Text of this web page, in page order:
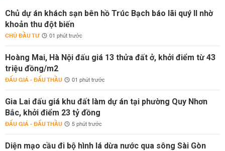
Chủ dự án khách sạn bên hồ Trúc Bạch báo lãi quý II nhờ
khoản thu đột biến
CHỦ ĐẦU TƯ 01 phút trước
Hoàng Mai, Hà Nội đấu giá 13 thửa đất ở, khởi điểm từ 43
triệu đồng/m2
ĐẤU GIÁ - ĐẤU THẦU 01 phút trước
Gia Lai đấu giá khu đất làm dự án tại phường Quy Nhơn
Bắc, khởi điểm 23 tỷ đồng
ĐẤU GIÁ - ĐẤU THẦU 5 phút trước
Diện mạo cầu đi bộ hình lá dừa nước qua sông Sài Gòn